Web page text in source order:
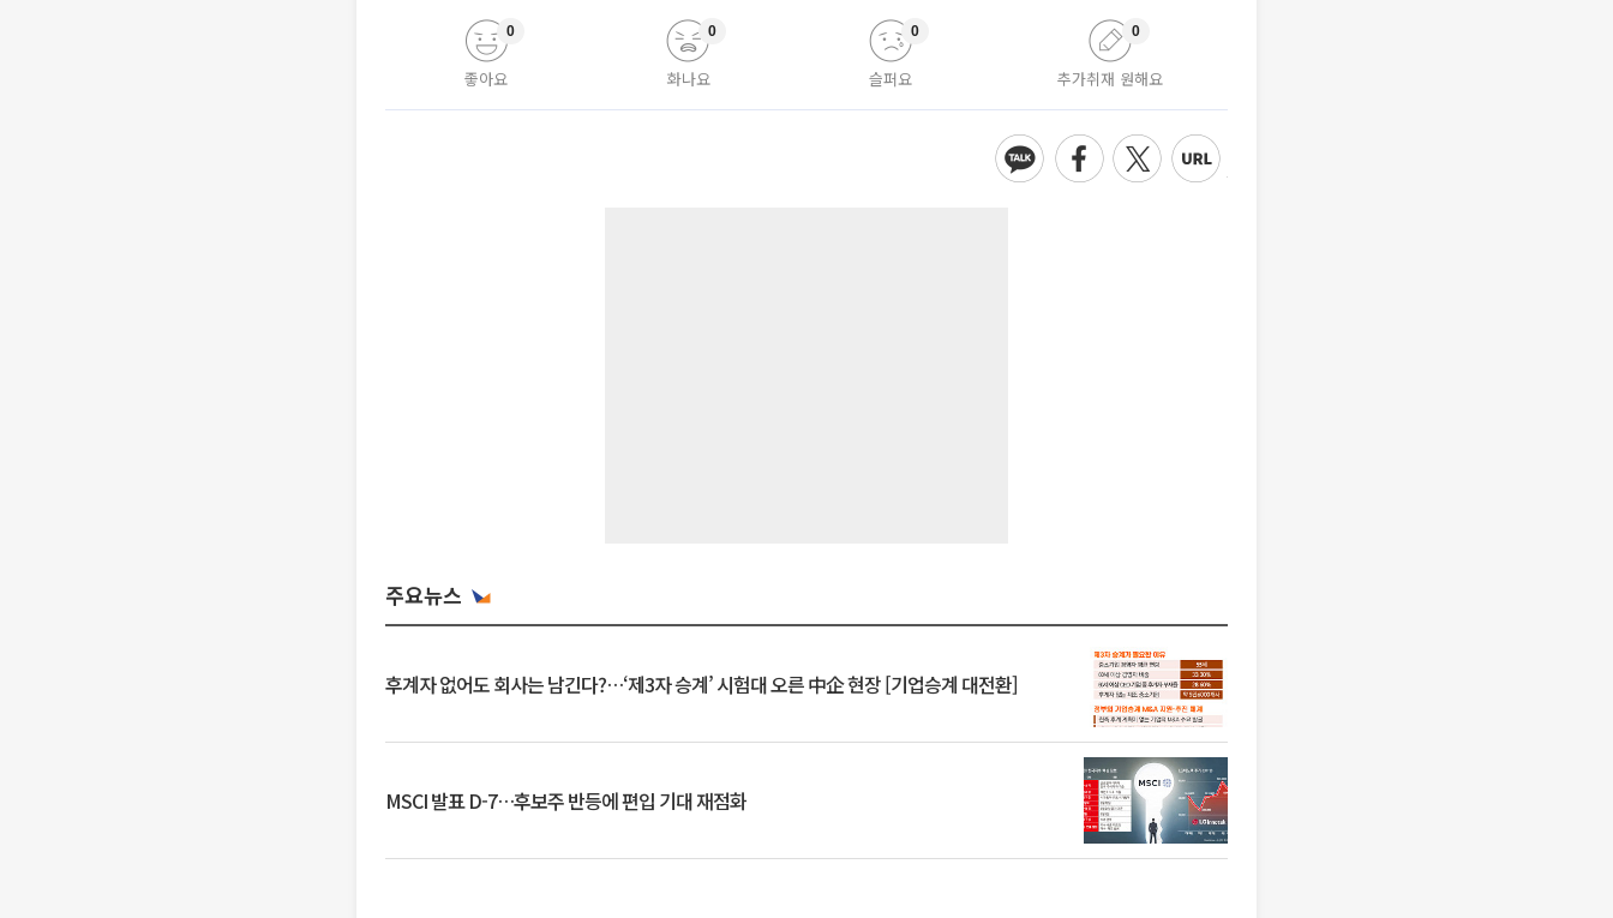
좋아요
0
화나요
0
슬퍼요
0
추가취재 원해요
0
주요뉴스
후계자 없어도 회사는 남긴다?…‘제3자 승계’ 시험대 오른 中企 현장 [기업승계 대전환]
MSCI 발표 D-7…후보주 반등에 편입 기대 재점화